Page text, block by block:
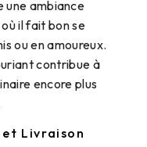
une ambiance
il fait bon se
ou en amoureux.
contribue à
encore plus
et Livraison